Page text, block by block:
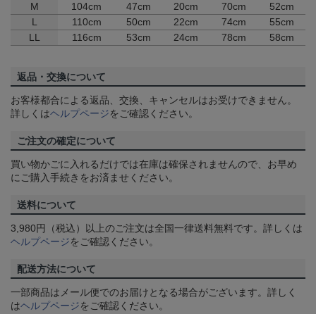
M
104cm 47cm 20cm 70cm
52cm
L
110cm 50cm 22cm 74cm
55cm
LL
116cm 53cm 24cm 78cm 58cm
返品・交換について
お客様都合による返品、交換、キャンセルはお受けできません。
詳しくはヘルプページをご確認ください。
ご注文の確定について
買い物かごに入れるだけでは在庫は確保されませんので、お早め
にご購入手続きをお済ませください。
送料について
3,980円（税込）以上のご注文は全国一律送料無料です。詳しくは
ヘルプページをご確認ください。
配送方法について
一部商品はメール便でのお届けとなる場合がございます。詳しく
はヘルプページをご確認ください。